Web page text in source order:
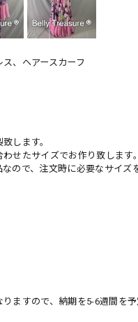
ス、ヘアースカーフ
ます。
サイズでお作り致します。
注文時に必要なサイズを
で、納期を5-6週間を予定